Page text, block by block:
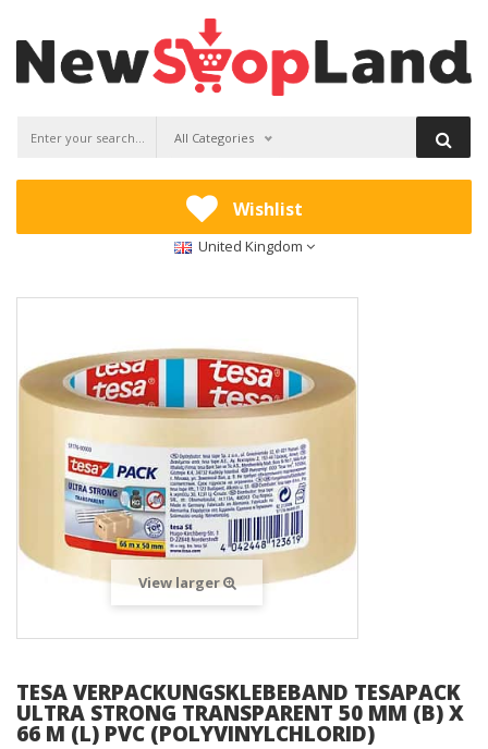
All Categories
Wishlist
United Kingdom
View larger
TESA VERPACKUNGSKLEBEBAND TESAPACK
ULTRA STRONG TRANSPARENT 50 MM (B) X
66 M (L) PVC (POLYVINYLCHLORID)